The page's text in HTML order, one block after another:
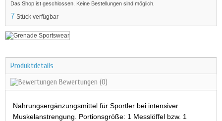
Das Shop ist geschlossen. Keine Bestellungen sind möglich.
7 Stück verfügbar
Produktdetails
Bewertungen (0)
Nahrungsergänzungsmittel für Sportler bei intensiver
Muskelanstrengung. Portionsgröße: 1 Messlöffel bzw. 1